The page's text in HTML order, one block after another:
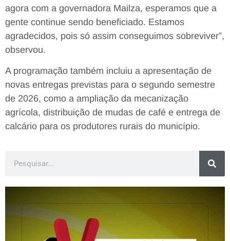
agora com a governadora Mailza, esperamos que a
gente continue sendo beneficiado. Estamos
agradecidos, pois só assim conseguimos sobreviver”,
observou.
A programação também incluiu a apresentação de
novas entregas previstas para o segundo semestre
de 2026, como a ampliação da mecanização
agrícola, distribuição de mudas de café e entrega de
calcário para os produtores rurais do município.